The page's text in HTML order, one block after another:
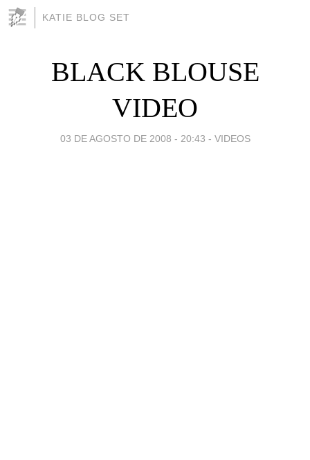
KATIE BLOG SET
BLACK BLOUSE
VIDEO
03 DE AGOSTO DE 2008 - 20:43 - VIDEOS